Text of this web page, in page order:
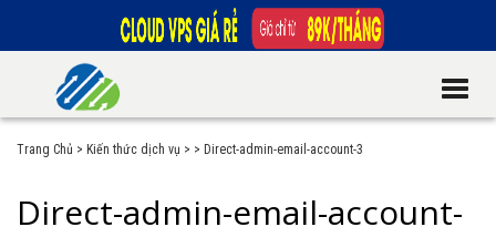
Trang Chủ > Kiến thức dịch vụ > > Direct-admin-email-account-3
Direct-admin-email-account-